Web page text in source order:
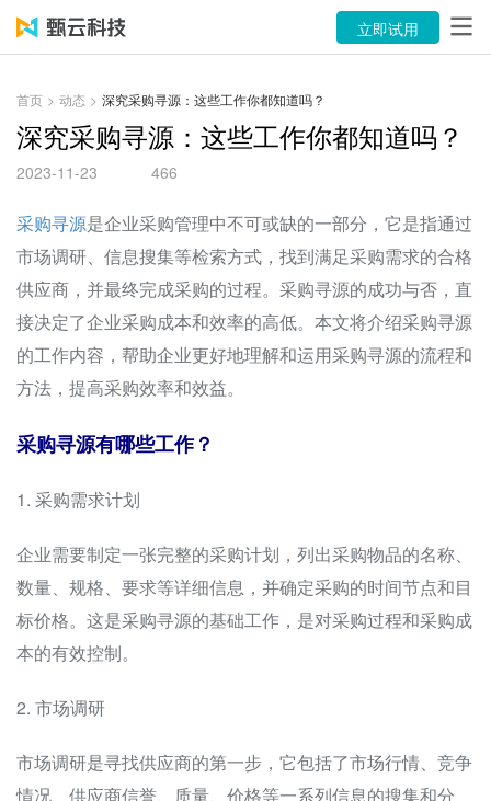
产品
案例
资源中心
关于
语言
立即试用
售前咨询：400-116-6869
售后服务：400-116-0808
立即试用
首页 > 动态 > 深究采购寻源：这些工作你都知道吗？
深究采购寻源：这些工作你都知道吗？
2023-11-23 466
采购寻源是企业采购管理中不可或缺的一部分，它是指通过
市场调研、信息搜集等检索方式，找到满足采购需求的合格
供应商，并最终完成采购的过程。采购寻源的成功与否，直
接决定了企业采购成本和效率的高低。本文将介绍采购寻源
的工作内容，帮助企业更好地理解和运用采购寻源的流程和
方法，提高采购效率和效益。
采购寻源有哪些工作？
1. 采购需求计划
企业需要制定一张完整的采购计划，列出采购物品的名称、
数量、规格、要求等详细信息，并确定采购的时间节点和目
标价格。这是采购寻源的基础工作，是对采购过程和采购成
本的有效控制。
2. 市场调研
市场调研是寻找供应商的第一步，它包括了市场行情、竞争
情况、供应商信誉、质量、价格等一系列信息的搜集和分